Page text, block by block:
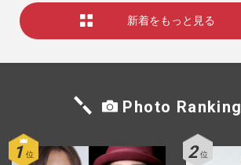
新着をもっと見る
Photo Ranking